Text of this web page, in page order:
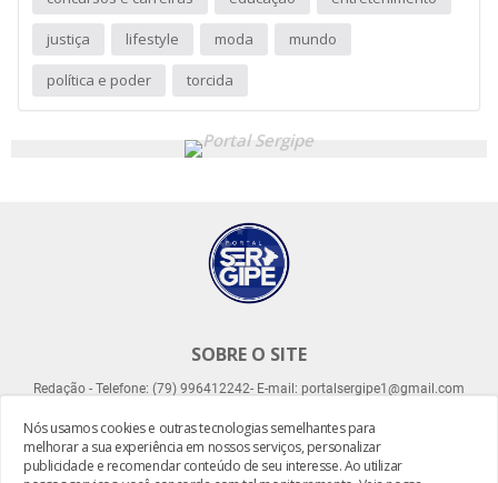
justiça lifestyle moda mundo
política e poder torcida
SOBRE O SITE
Redação - Telefone: (79) 996412242- E-mail: portalsergipe1@gmail.com
Nós usamos cookies e outras tecnologias semelhantes para
melhorar a sua experiência em nossos serviços, personalizar
publicidade e recomendar conteúdo de seu interesse. Ao utilizar